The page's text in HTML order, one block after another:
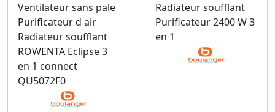
Ventilateur sans pale
Purificateur d air
Radiateur soufflant
ROWENTA Eclipse 3
en 1 connect
QU5072F0
Radiateur soufflant
Purificateur 2400 W 3
en 1